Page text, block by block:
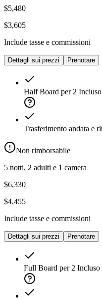
$5,480
$3,605
Include tasse e commissioni
Dettagli sui prezzi Prenotare
Half Board per 2 Incluso
Trasferimento andata e
Non rimborsabile
5 notti, 2 adulti e 1 camera
$6,330
$4,455
Include tasse e commissioni
Dettagli sui prezzi Prenotare
Full Board per 2 Incluso